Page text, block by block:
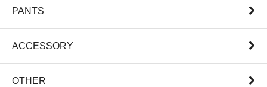
PANTS
ACCESSORY
OTHER